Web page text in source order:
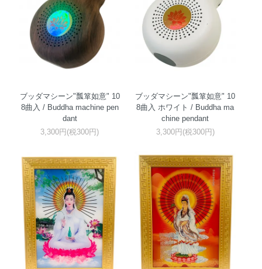
ブッダマシーン"瓢箪如意" 10
8曲入 / Buddha machine pen
dant
3,300円(税300円)
ブッダマシーン"瓢箪如意" 10
8曲入 ホワイト / Buddha ma
chine pendant
3,300円(税300円)